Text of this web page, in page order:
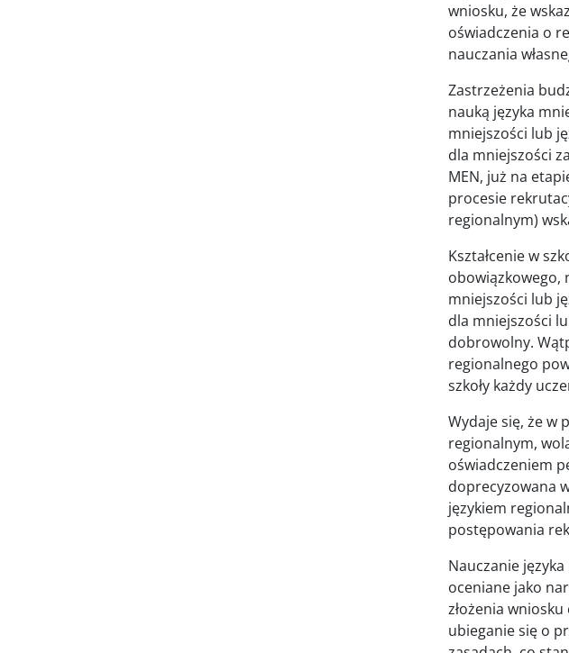
wniosku, że
oświadczenia o
nauczania
Zastrzeżenia
nauką języka
mniejszości lub
dla mniejszości
MEN, już na
procesie
regionalnym)
Kształcenie w
obowiązkowego,
mniejszości lub
dla mniejszości
dobrowolny.
regionalnego
szkoły każdy
Wydaje się, że w
regionalnym,
oświadczeniem
doprecyzowana
językiem
postępowania
Nauczanie
oceniane jako
złożenia
ubieganie się o